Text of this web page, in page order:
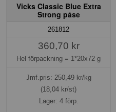
Vicks Classic Blue Extra
Strong påse
261812
360,70 kr
Hel förpackning = 1*20x72 g
Jmf.pris: 250,49kr/kg
(18,04 kr/st)
Lager: 4 förp.